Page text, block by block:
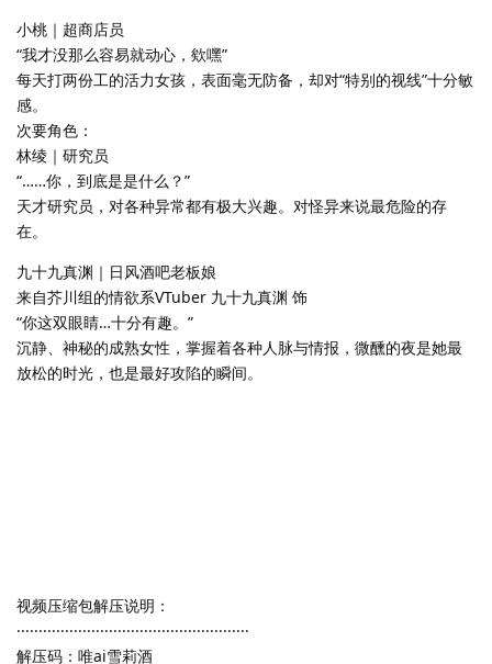
小桃｜超商店员
“我才没那么容易就动心，欸嘿”
每天打两份工的活力女孩，表面毫无防备，却对“特别的视线”十分敏
感。
次要角色：
林绫｜研究员
“……你，到底是是什么？”
天才研究员，对各种异常都有极大兴趣。对怪异来说最危险的存
在。
九十九真渊｜日风酒吧老板娘
来自芥川组的情欲系VTuber 九十九真渊 饰
“你这双眼睛…十分有趣。”
沉静、神秘的成熟女性，掌握着各种人脉与情报，微醺的夜是她最
放松的时光，也是最好攻陷的瞬间。
视频压缩包解压说明：
·····················································
解压码：唯ai雪莉酒